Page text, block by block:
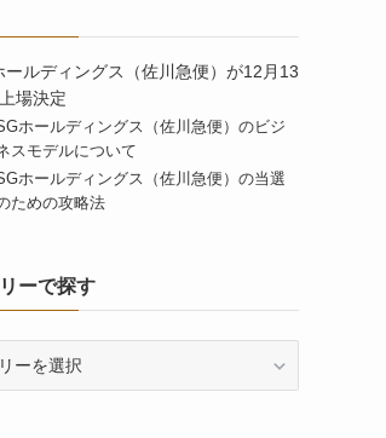
ールディングス（佐川急便）が12月13
場決定
ホールディングス（佐川急便）のビジ
スモデルについて
ホールディングス（佐川急便）の当選
ための攻略法
ーで探す